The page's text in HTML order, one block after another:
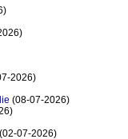
2026)
(08-07-2026)
(02-07-2026)